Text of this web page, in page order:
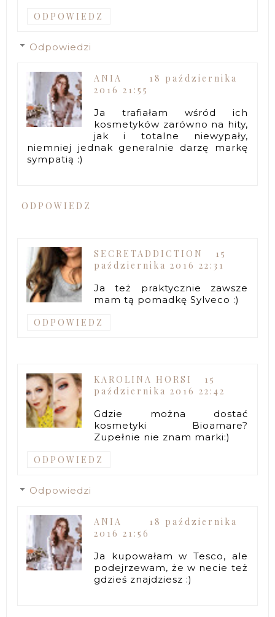
ODPOWIEDZ
Odpowiedzi
ANIA
18 października
2016 21:55
Ja trafiałam wśród ich
kosmetyków zarówno na hity,
jak i totalne niewypały,
niemniej jednak generalnie darzę markę
sympatią :)
ODPOWIEDZ
SECRETADDICTION
15
października 2016 22:31
Ja też praktycznie zawsze
mam tą pomadkę Sylveco :)
ODPOWIEDZ
KAROLINA HORSI
15
października 2016 22:42
Gdzie można dostać
kosmetyki Bioamare?
Zupełnie nie znam marki:)
ODPOWIEDZ
Odpowiedzi
ANIA
18 października
2016 21:56
Ja kupowałam w Tesco, ale
podejrzewam, że w necie też
gdzieś znajdziesz :)